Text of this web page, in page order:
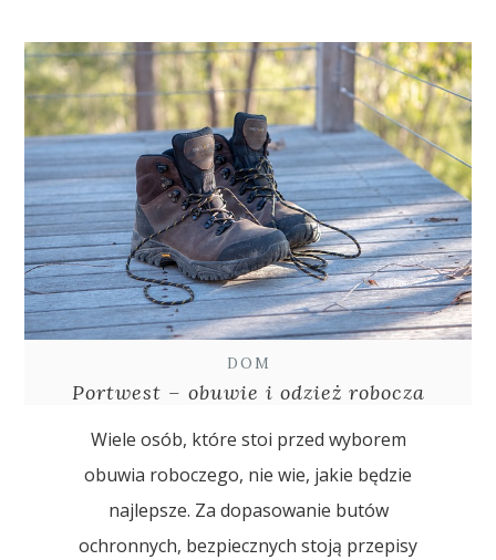
DOM
Portwest – obuwie i odzież robocza
Wiele osób, które stoi przed wyborem
obuwia roboczego, nie wie, jakie będzie
najlepsze. Za dopasowanie butów
ochronnych, bezpiecznych stoją przepisy